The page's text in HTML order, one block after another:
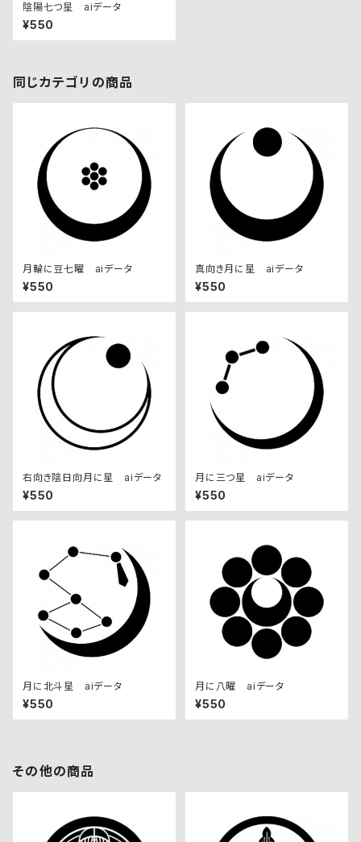
陰陽七つ星 aiデータ
¥550
同じカテゴリの商品
月輪に豆七曜 aiデータ
¥550
真向き月に星 aiデータ
¥550
右向き陰日向月に星 aiデータ
¥550
月に三つ星 aiデータ
¥550
月に北斗星 aiデータ
¥550
月に八曜 aiデータ
¥550
その他の商品